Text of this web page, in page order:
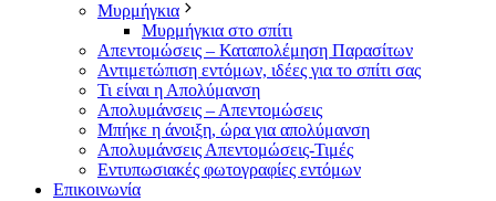
Μυρμήγκια
Μυρμήγκια στο σπίτι
Απεντομώσεις – Καταπολέμηση Παρασίτων
Αντιμετώπιση εντόμων, ιδέες για το σπίτι σας
Τι είναι η Απολύμανση
Απολυμάνσεις – Απεντομώσεις
Μπήκε η άνοιξη, ώρα για απολύμανση
Απολυμάνσεις Απεντομώσεις-Τιμές
Εντυπωσιακές φωτογραφίες εντόμων
Επικοινωνία